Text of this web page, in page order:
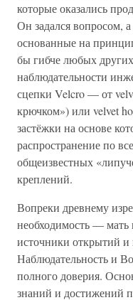
которые оказались
Он задался вопросом, а
основанные на
бы гибче любых
наблюдательности
сцепки Velcro — от
крючком») или velvet
застёжки на основе
распространение по
общеизвестных
креплений.
Вопреки древнему
необходимость — мать
источники открытий
Наблюдательность и
полного доверия.
знаний и достижений